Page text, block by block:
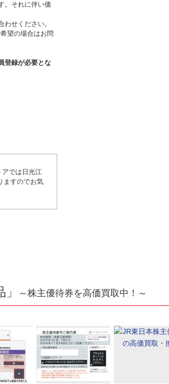
。それに伴い価
わせください。
望の場合はお問
登録が必要とな
では日光江
ますのでお気
～株主優待券を高価買取中！～